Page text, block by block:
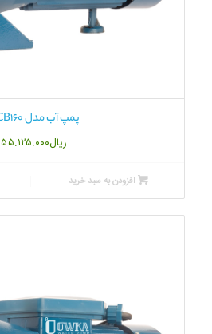
پمپ آب مدل DCB160
ریال۵۵.۱۲۵.۰۰۰
افزودن به سبد خرید